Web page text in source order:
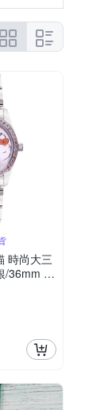
時尚大三
/36mm L
寵愛季